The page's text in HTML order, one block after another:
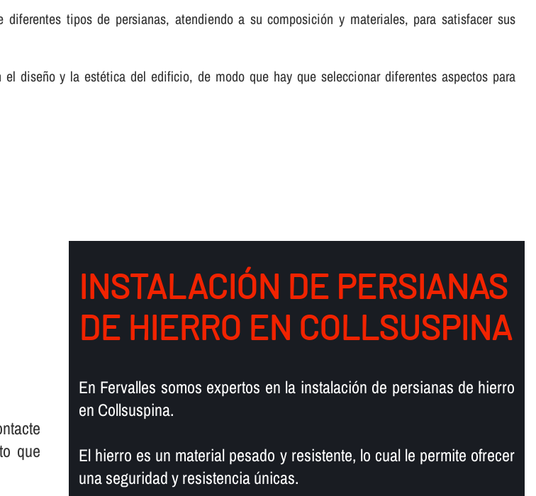
tipos de persianas, atendiendo a su composición y materiales, para satisfacer sus
diseño y la estética del edificio, de modo que hay que seleccionar diferentes aspectos para
que
INSTALACIÓN DE PERSIANAS
DE HIERRO EN COLLSUSPINA
En Fervalles somos expertos en la instalación de persianas de hierro
en Collsuspina.
El hierro es un material pesado y resistente, lo cual le permite ofrecer
una seguridad y resistencia únicas.